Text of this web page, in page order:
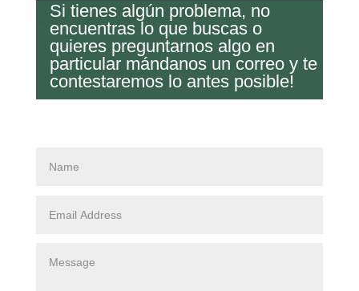
Si tienes algún problema, no
encuentras lo que buscas o
quieres preguntarnos algo en
particular mándanos un correo y te
contestaremos lo antes posible!